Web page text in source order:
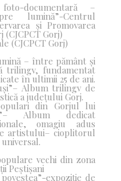
documentară –
lumină”-Centrul
și Promovarea
Gorj)
(CJCPCT Gorj)
– între pământ și
trilingv, fundamentat
în ultimii 25 de ani.
– Album trilingv de
a județului Gorj.
din Gorjul lui
– Album dedicat
omagiu adus
artistului– cioplitorul
vechi din zona
Peștișani
expoziție de